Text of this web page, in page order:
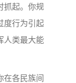
抓起。你规
度行为引起
人类最大能
在各民族间